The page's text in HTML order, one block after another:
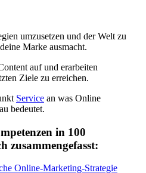
umzusetzen und der Welt zu
Marke ausmacht.
auf und erarbeiten
Ziele zu erreichen.
Service an was Online
bedeutet.
in 100
zusammengefasst: